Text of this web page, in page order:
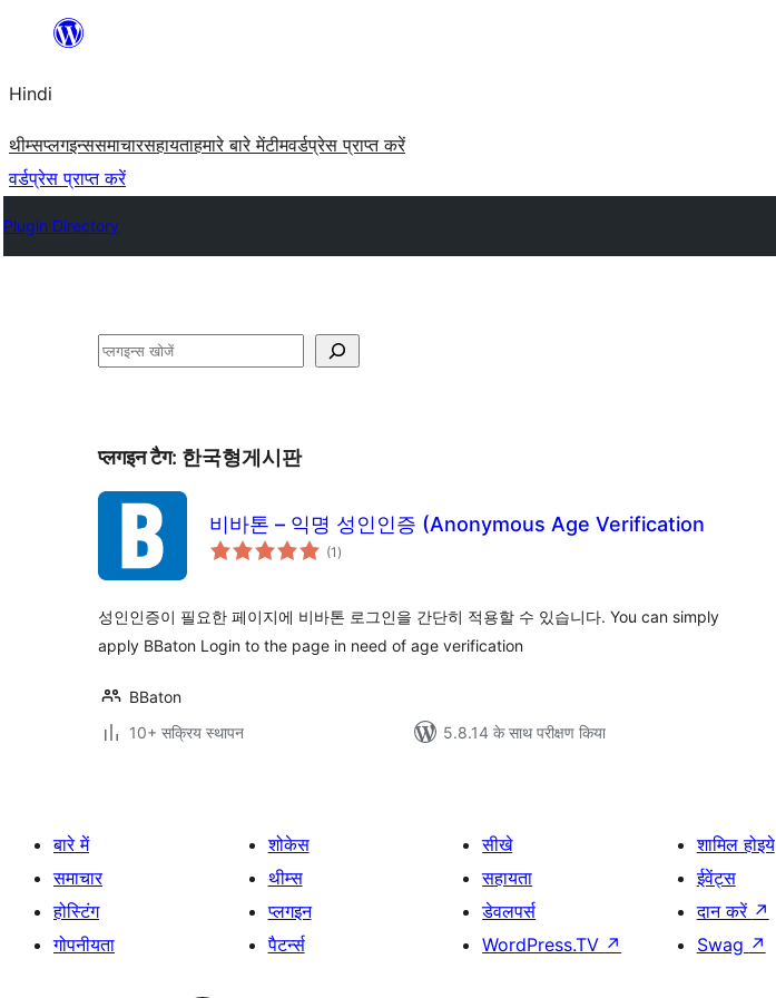
सामग्री
जाएं
Hindi
थीम्सप्लगइन्ससमाचारसहायताहमारे बारे मेंटीमवर्डप्रेस प्राप्त करें
वर्डप्रेस प्राप्त करें
Plugin Directory
खोजें
प्लगइन टैग: 한국형게시판
비바톤 – 익명 성인인증 (Anonymous Age Verification
(1 कुल
दर)
성인인증이 필요한 페이지에 비바톤 로그인을 간단히 적용할 수 있습니다. You can simply
apply BBaton Login to the page in need of age verification
BBaton
10+ सक्रिय स्थापन
5.8.14 के साथ परीक्षण किया
बारे में
समाचार
होस्टिंग
गोपनीयता
शोकेस
थीम्स
प्लगइन
पैटर्न्स
सीखे
सहायता
डेवलपर्स
WordPress.TV ↗
शामिल होइये
ईवेंट्स
दान करें ↗
Swag ↗